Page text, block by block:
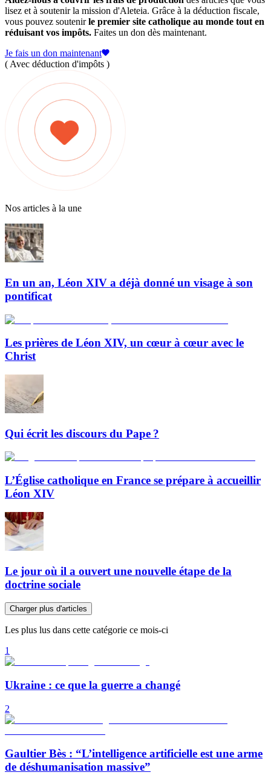
lisez et à soutenir la mission d'Aleteia. Grâce à la déduction fiscale,
vous pouvez soutenirle premier site catholique au monde tout en
réduisant vos impôts. Faites un don dès maintenant.
Je fais un don maintenant
( Avec déduction d'impôts )
Nos articles à la une
En un an, Léon XIV a déjà donné un visage à son
pontificat
Les prières de Léon XIV, un cœur à cœur avec le
Christ
Qui écrit les discours du Pape ?
L’Église catholique en France se prépare à accueillir
Léon XIV
Le jour où il a ouvert une nouvelle étape de la
doctrine sociale
Charger plus d'articles
Les plus lus dans cette catégorie ce mois-ci
1
Ukraine : ce que la guerre a changé
2
Gaultier Bès : “L’intelligence artificielle est une arme
de déshumanisation massive”